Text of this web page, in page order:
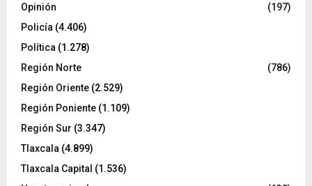
Opinión
(197)
Policía (4.406)
Política (1.278)
Región Norte
(786)
Región Oriente (2.529)
Región Poniente (1.109)
Región Sur (3.347)
Tlaxcala (4.899)
Tlaxcala Capital (1.536)